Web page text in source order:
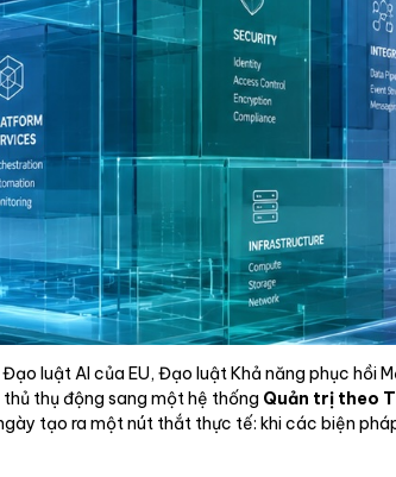
luật AI của EU, Đạo luật Khả năng phục hồi
thụ động sang một hệ thống Quản trị theo
tạo ra một nút thắt thực tế: khi các biện